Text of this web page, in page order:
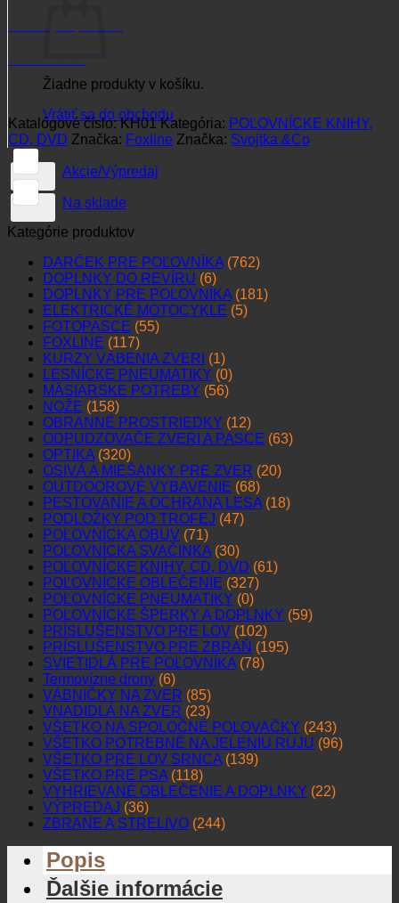
Žiadne produkty v košíku.
Vrátiť sa do obchodu
Katalógové číslo:KH01 Kategória: POĽOVNÍCKE KNIHY,
CD, DVD Značka: Foxline Značka: Svojtka &Co
Akcie/Výpredaj
Na sklade
Kategórie produktov
DARČEK PRE POĽOVNÍKA (762)
DOPLNKY DO REVÍRU (6)
DOPLNKY PRE POĽOVNÍKA (181)
ELEKTRICKÉ MOTOCYKLE (5)
FOTOPASCE (55)
FOXLINE (117)
KURZY VÁBENIA ZVERI (1)
LESNÍCKE PNEUMATIKY (0)
MÄSIARSKE POTREBY (56)
NOŽE (158)
OBRANNÉ PROSTRIEDKY (12)
ODPUDZOVAČE ZVERI A PASCE (63)
OPTIKA (320)
OSIVÁ A MIEŠANKY PRE ZVER (20)
OUTDOOROVÉ VYBAVENIE (68)
PESTOVANIE A OCHRANA LESA (18)
PODLOŽKY POD TROFEJ (47)
POĽOVNÍCKA OBUV (71)
POĽOVNÍCKA SVAČINKA (30)
POĽOVNÍCKE KNIHY, CD, DVD (61)
POĽOVNÍCKE OBLEČENIE (327)
POĽOVNÍCKE PNEUMATIKY (0)
POĽOVNÍCKE ŠPERKY A DOPLNKY (59)
PRÍSLUŠENSTVO PRE LOV (102)
PRÍSLUŠENSTVO PRE ZBRAŇ (195)
SVIETIDLÁ PRE POĽOVNÍKA (78)
Termovízne drony (6)
VÁBNIČKY NA ZVER (85)
VNADIDLÁ NA ZVER (23)
VŠETKO NA SPOLOČNÉ POĽOVAČKY (243)
VŠETKO POTREBNÉ NA JELENIU RUJU (96)
VŠETKO PRE LOV SRNCA (139)
VŠETKO PRE PSA (118)
VYHRIEVANÉ OBLEČENIE A DOPLNKY (22)
VÝPREDAJ (36)
ZBRANE A STRELIVO (244)
Popis
Ďalšie informácie